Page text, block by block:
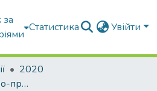
Статистика Увійти
2020
Міжнародна науково-практична інтернет-конференція "Маркетингові стратегії, підприємництво і торгівля: сучасний стан, напрямки розвитку"